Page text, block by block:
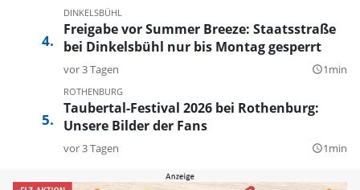
DINKELSBÜHL
Freigabe vor Summer Breeze: Staatsstraße
bei Dinkelsbühl nur bis Montag gesperrt
vor 3 Tagen query_builder1min
ROTHENBURG
Taubertal-Festival 2026 bei Rothenburg:
Unsere Bilder der Fans
vor 3 Tagen query_builder1min